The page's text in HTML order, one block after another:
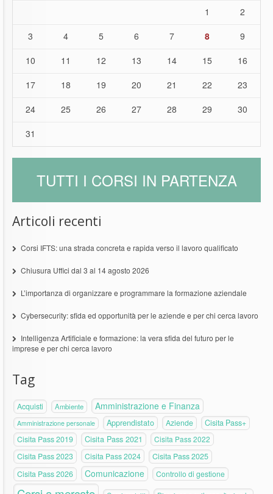
1
2
3
4 5 6 7 8
9
10
11 12 13 14 15
16
17
18 19 20 21 22
23
24
25 26 27 28 29
30
31
TUTTI I CORSI IN PARTENZA
Articoli recenti
Corsi IFTS: una strada concreta e rapida verso il lavoro qualificato
Chiusura Uffici dal 3 al 14 agosto 2026
L’importanza di organizzare e programmare la formazione aziendale
Cybersecurity: sfida ed opportunità per le aziende e per chi cerca lavoro
Intelligenza Artificiale e formazione: la vera sfida del futuro per le
imprese e per chi cerca lavoro
Tag
Acquisti Ambiente Amministrazione e Finanza
Amministrazione personale Apprendistato Aziende
Cisita Pass+
Cisita Pass 2019
Cisita Pass 2021 Cisita Pass 2022
Cisita Pass 2023 Cisita Pass 2024
Cisita Pass 2025
Cisita Pass 2026
Comunicazione Controllo di gestione